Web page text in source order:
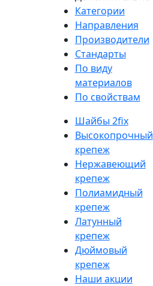
Категории
Направления
Производители
Стандарты
По виду
материалов
По свойствам
Шайбы 2fix
Высокопрочный
крепеж
Нержавеющий
крепеж
Полиамидный
крепеж
Латунный
крепеж
Дюймовый
крепеж
Наши акции